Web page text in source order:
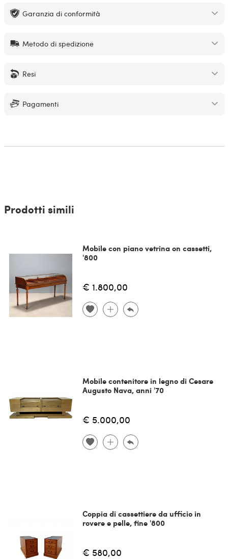
Garanzia di conformità
Metodo di spedizione
Resi
Pagamenti
Prodotti simili
Mobile con piano vetrina on cassetti,
'800
€ 1.800,00
Mobile contenitore in legno di Cesare
Augusto Nava, anni '70
€ 5.000,00
Coppia di cassettiere da ufficio in
rovere e pelle, fine '800
€ 580,00